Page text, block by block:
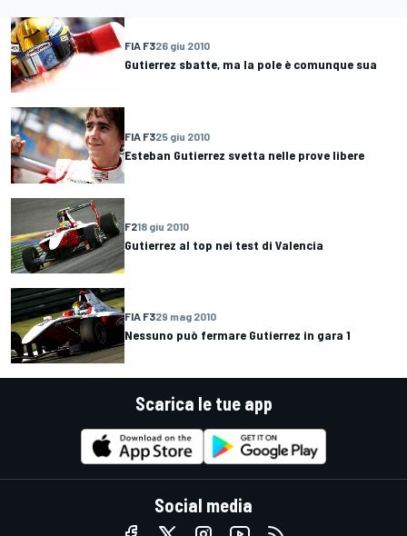
FIA F326 giu 2010
Gutierrez sbatte, ma la pole è comunque sua
FIA F325 giu 2010
Esteban Gutierrez svetta nelle prove libere
F218 giu 2010
Gutierrez al top nei test di Valencia
FIA F329 mag 2010
Nessuno può fermare Gutierrez in gara 1
Scarica le tue app
Social media